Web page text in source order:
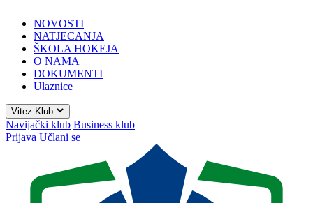
NOVOSTI
NATJECANJA
ŠKOLA HOKEJA
O NAMA
DOKUMENTI
Ulaznice
Vitez Klub
Navijački klub Business klub
Prijava Učlani se